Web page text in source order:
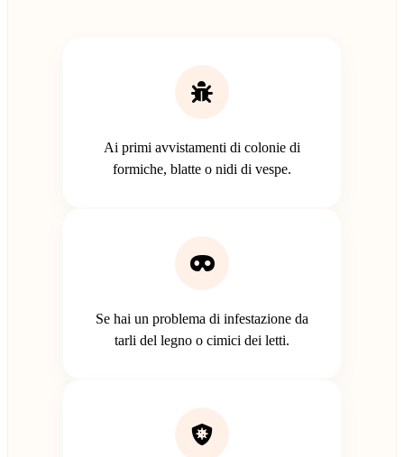
Ai primi avvistamenti di colonie di
formiche, blatte o nidi di vespe.
Se hai un problema di infestazione da
tarli del legno o cimici dei letti.